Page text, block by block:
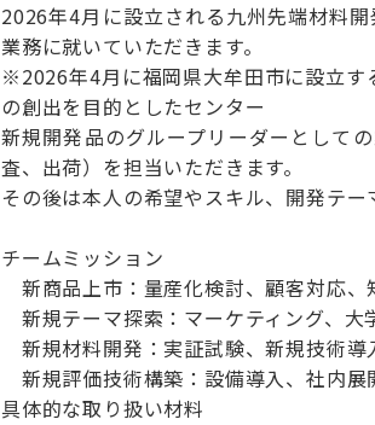
2026年4月に設立される九州先端材料
業務に就いていただきます。
※2026年4月に福岡県大牟田市に設立す
の創出を目的としたセンター
新規開発品のグループリーダーとして
査、出荷）を担当いただきます。
その後は本人の希望やスキル、開発テ
チームミッション
新商品上市：量産化検討、顧客対応、
新規テーマ探索：マーケティング、
新規材料開発：実証試験、新規技術導
新規評価技術構築：設備導入、社内展
具体的な取り扱い材料